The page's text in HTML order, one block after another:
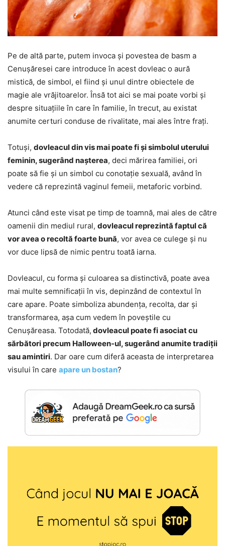
Pe de altă parte, putem invoca și povestea de basm a
Cenușăresei care introduce în acest dovleac o aură
mistică, de simbol, el fiind și unul dintre obiectele de
magie ale vrăjitoarelor. Însă tot aici se mai poate vorbi și
despre situațiile în care în familie, în trecut, au existat
anumite certuri conduse de rivalitate, mai ales între frați.
Totuși, dovleacul din vis mai poate fi și simbolul uterului
feminin, sugerând nașterea, deci mărirea familiei, ori
poate să fie și un simbol cu conotație sexuală, având în
vedere că reprezintă vaginul femeii, metaforic vorbind.
Atunci când este visat pe timp de toamnă, mai ales de către
oamenii din mediul rural, dovleacul reprezintă faptul că
vor avea o recoltă foarte bună, vor avea ce culege și nu
vor duce lipsă de nimic pentru toată iarna.
Dovleacul, cu forma și culoarea sa distinctivă, poate avea
mai multe semnificații în vis, depinzând de contextul în
care apare. Poate simboliza abundența, recolta, dar și
transformarea, așa cum vedem în poveștile cu
Cenușăreasa. Totodată, dovleacul poate fi asociat cu
sărbători precum Halloween-ul, sugerând anumite tradiții
sau amintiri. Dar oare cum diferă aceasta de interpretarea
visului în care apare un bostan?